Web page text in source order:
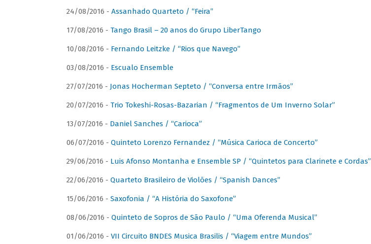
24/08/2016 - Assanhado Quarteto / “Feira”
17/08/2016 - Tango Brasil – 20 anos do Grupo LiberTango
10/08/2016 - Fernando Leitzke / “Rios que Navego”
03/08/2016 - Escualo Ensemble
27/07/2016 - Jonas Hocherman Septeto / “Conversa entre Irmãos”
20/07/2016 - Trio Tokeshi-Rosas-Bazarian / “Fragmentos de Um Inverno Solar”
13/07/2016 - Daniel Sanches / “Carioca”
06/07/2016 - Quinteto Lorenzo Fernandez / “Música Carioca de Concerto”
29/06/2016 - Luis Afonso Montanha e Ensemble SP / “Quintetos para Clarinete e Cordas”
22/06/2016 - Quarteto Brasileiro de Violões / “Spanish Dances”
15/06/2016 - Saxofonia / “A História do Saxofone”
08/06/2016 - Quinteto de Sopros de São Paulo / “Uma Oferenda Musical”
01/06/2016 - VII Circuito BNDES Musica Brasilis / “Viagem entre Mundos”